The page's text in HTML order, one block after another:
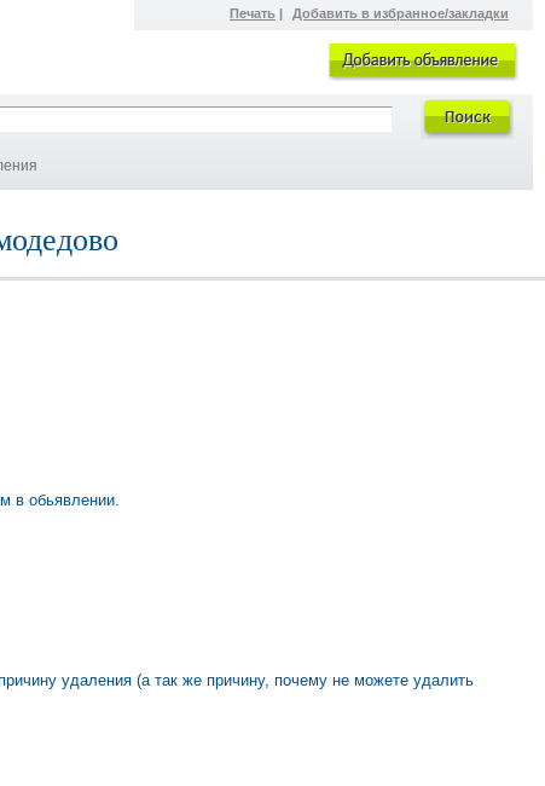
Печать | Добавить в избранное/закладки
в обьявлении.
удаления (а так же причину, почему не можете удалить